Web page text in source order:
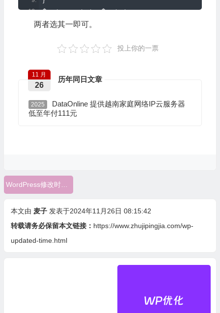
$custom_content .= $content;
return $custom_content
add_filter ( 'the_content', 'wp_last_updated_time'
两者选其一即可。
投上你的一票
历年同日文章
11 月
26
2025
DataOnline 提供越南家庭网络IP云服务器
低至年付111元
WordPress修改时间格式
本文由 麦子 发表于2024年11月26日 08:15:42
转载请务必保留本文链接： https://www.zhujipingjia.com/wp-
updated-time.html